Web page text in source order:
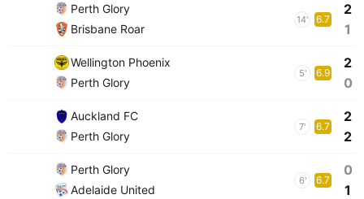
Perth Glory
Brisbane Roar
14' 6.7
2
1
Wellington Phoenix
Perth Glory
5' 6.9
2
0
Auckland FC
Perth Glory
7' 6.7
2
2
Perth Glory
Adelaide United
6' 6.7
0
1